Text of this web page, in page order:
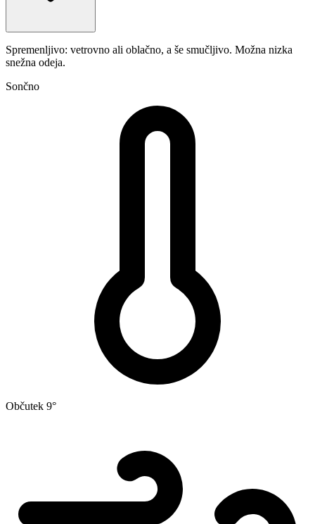
Spremenljivo: vetrovno ali oblačno, a še smučljivo. Možna nizka
snežna odeja.
Sončno
Občutek 9°